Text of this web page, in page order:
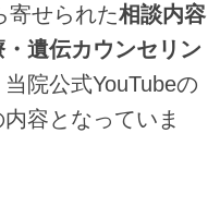
寄せられた相談内容
遺伝カウンセリン
当院公式YouTubeの
容となっていま